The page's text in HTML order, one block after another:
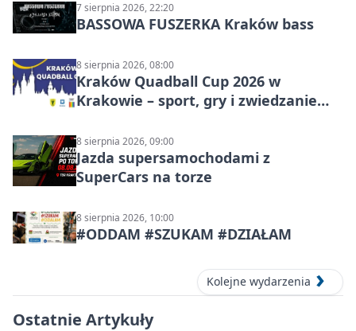
7 sierpnia 2026, 22:20
BASSOWA FUSZERKA Kraków bass
8 sierpnia 2026, 08:00
Kraków Quadball Cup 2026 w
Krakowie – sport, gry i zwiedzanie
8 sierpnia 2026, 09:00
Jazda supersamochodami z
SuperCars na torze
8 sierpnia 2026, 10:00
#ODDAM #SZUKAM #DZIAŁAM
Kolejne wydarzenia
Ostatnie Artykuły